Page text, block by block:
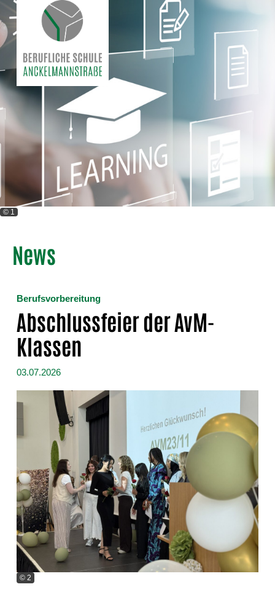
© 1
News
Berufsvorbereitung
Abschlussfeier der AvM-
Klassen
03.07.2026
© 2